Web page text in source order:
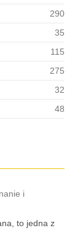
290
35
115
275
32
48
i
to jedna z